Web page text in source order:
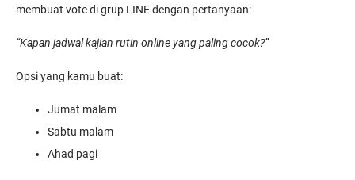
membuat vote di grup LINE dengan pertanyaan:
“Kapan jadwal kajian rutin online yang paling cocok?”
Opsi yang kamu buat:
Jumat malam
Sabtu malam
Ahad pagi